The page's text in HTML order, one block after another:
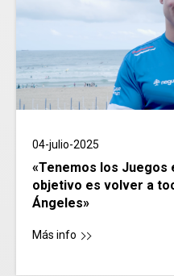
04-julio-2025
«Tenemos los Juegos
objetivo es volver a
Ángeles»
Más info